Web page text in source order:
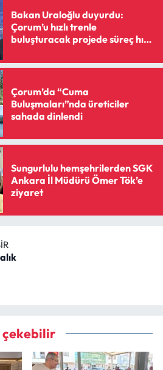
Bakan Uraloğlu duyurdu:
Çorum’u hızlı trenle
buluşturacak projede süreç hız
Çorum’da “Cuma
Buluşmaları”nda üreticiler
sahada dinlendi
Sungurlulu hemşehrilerden SGK
Ankara İl Müdürü Ömer Tök’e
ziyaret
çekebilir